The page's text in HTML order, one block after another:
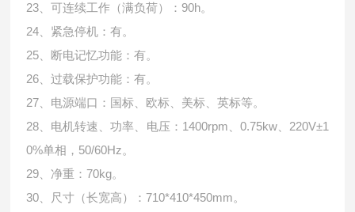
23、可连续工作（满负荷）：90h。
24、紧急停机：有。
25、断电记忆功能：有。
26、过载保护功能：有。
27、电源端口：国标、欧标、美标、英标等。
28、电机转速、功率、电压：1400rpm、0.75kw、220V±1
0%单相，50/60Hz。
29、净重：70kg。
30、尺寸（长宽高）：710*410*450mm。